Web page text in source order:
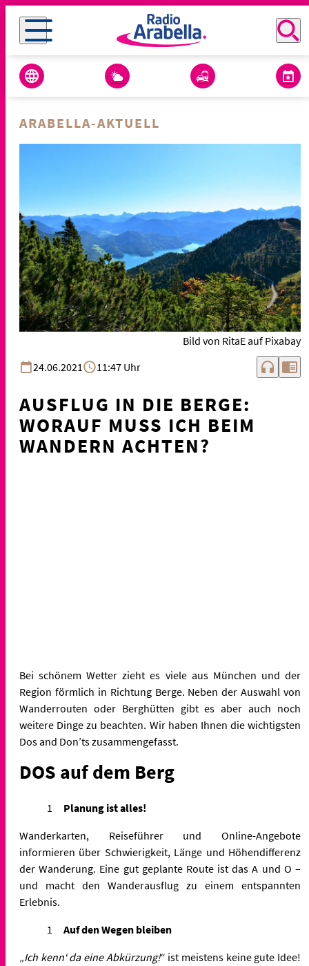
ARABELLA-AKTUELL
Bild von RitaE auf Pixabay
24.06.2021
11:47 Uhr headphones chrome_reader_mode
AUSFLUG IN DIE BERGE:
WORAUF MUSS ICH BEIM
WANDERN ACHTEN?
Bei schönem Wetter zieht es viele aus München und der
Region förmlich in Richtung Berge. Neben der Auswahl von
Wanderrouten oder Berghütten gibt es aber auch noch
weitere Dinge zu beachten. Wir haben Ihnen die wichtigsten
Dos and Don’ts zusammengefasst.
DOS auf dem Berg
Planung ist alles!
Wanderkarten, Reiseführer und Online-Angebote
informieren über Schwierigkeit, Länge und Höhendifferenz
der Wanderung. Eine gut geplante Route ist das A und O –
und macht den Wanderausflug zu einem entspannten
Erlebnis.
Auf den Wegen bleiben
„Ich kenn‘ da eine Abkürzung!“ ist meistens keine gute Idee!